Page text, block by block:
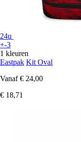
24u
+-3
1 kleuren
Eastpak Kit Oval
Vanaf € 24,00
€ 18,71